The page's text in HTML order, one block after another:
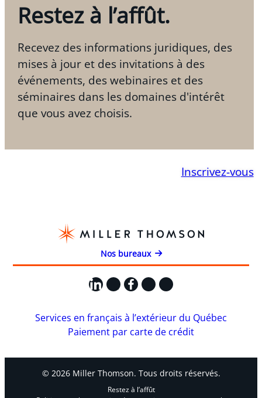
Restez à l’affût.
Recevez des informations juridiques, des
mises à jour et des invitations à des
événements, des webinaires et des
séminaires dans les domaines d'intérêt
que vous avez choisis.
Inscrivez-vous
Nos bureaux
LinkedIn
X Facebook
Instagram
YouTube
Services en français à l’extérieur du Québec
Paiement par carte de crédit
© 2026 Miller Thomson. Tous droits réservés.
Restez à l’affût